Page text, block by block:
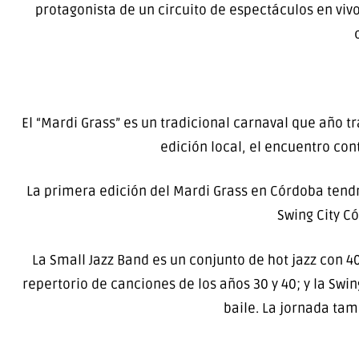
protagonista de un circuito de espectáculos en
El “Mardi Grass” es un tradicional carnaval que año
edición local, el encuentro
La primera edición del Mardi Grass en Córdoba
Swing City
La Small Jazz Band es un conjunto de hot jazz con
repertorio de canciones de los años 30 y 40; y la
baile. La jornada